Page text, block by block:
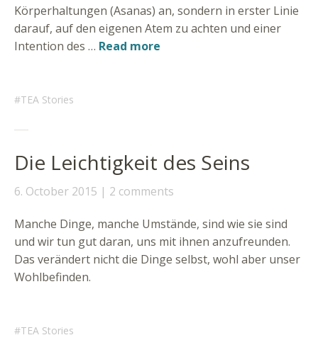
Körperhaltungen (Asanas) an, sondern in erster Linie
darauf, auf den eigenen Atem zu achten und einer
Intention des … Read more
TEA Stories
Die Leichtigkeit des Seins
6. October 2015 2 comments
Manche Dinge, manche Umstände, sind wie sie sind
und wir tun gut daran, uns mit ihnen anzufreunden.
Das verändert nicht die Dinge selbst, wohl aber unser
Wohlbefinden.
TEA Stories